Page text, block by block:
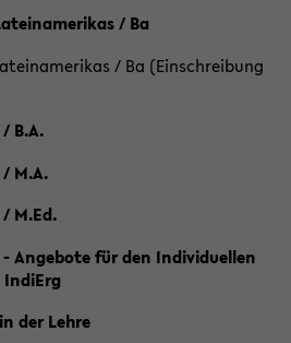
/ Ba
/ Ba (Einschreibung
B.A.
M.A.
M.Ed.
Angebote für den Individuellen
IndiErg
der Lehre